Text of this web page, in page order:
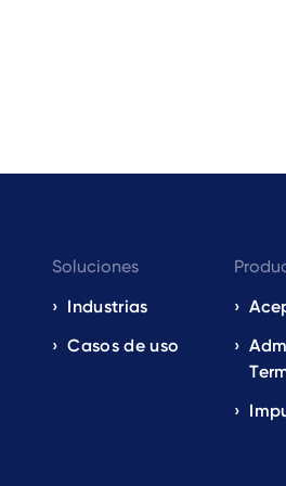
Footer
EN
Soluciones
Industrias
Casos de uso